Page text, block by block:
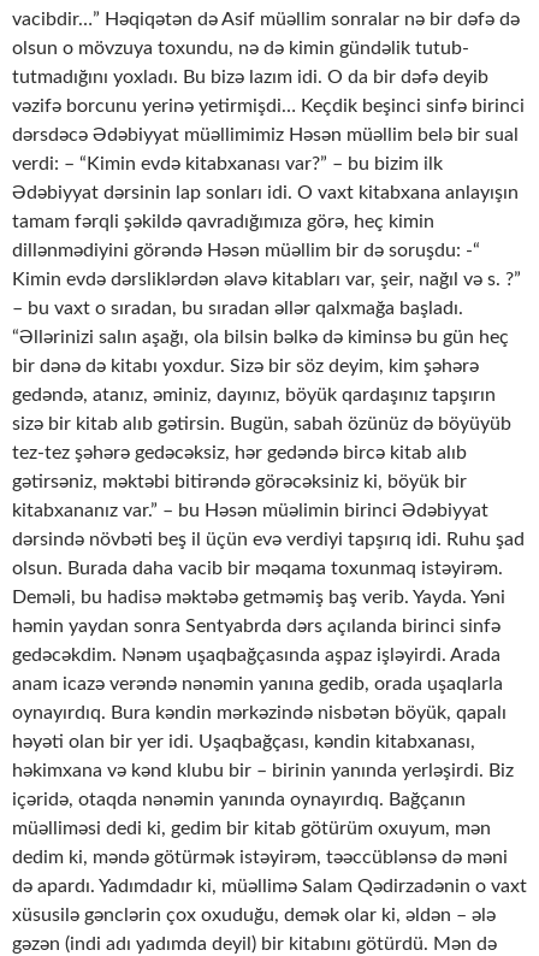
vacibdir…” Həqiqətən də Asif müəllim sonralar nə bir dəfə də
olsun o mövzuya toxundu, nə də kimin gündəlik tutub-
tutmadığını yoxladı. Bu bizə lazım idi. O da bir dəfə deyib
vəzifə borcunu yerinə yetirmişdi… Keçdik beşinci sinfə birinci
dərsdəcə Ədəbiyyat müəllimimiz Həsən müəllim belə bir sual
verdi: – “Kimin evdə kitabxanası var?” – bu bizim ilk
Ədəbiyyat dərsinin lap sonları idi. O vaxt kitabxana anlayışın
tamam fərqli şəkildə qavradığımıza görə, heç kimin
dillənmədiyini görəndə Həsən müəllim bir də soruşdu: -“
Kimin evdə dərsliklərdən əlavə kitabları var, şeir, nağıl və s. ?”
– bu vaxt o sıradan, bu sıradan əllər qalxmağa başladı.
“Əllərinizi salın aşağı, ola bilsin bəlkə də kiminsə bu gün heç
bir dənə də kitabı yoxdur. Sizə bir söz deyim, kim şəhərə
gedəndə, atanız, əminiz, dayınız, böyük qardaşınız tapşırın
sizə bir kitab alıb gətirsin. Bugün, sabah özünüz də böyüyüb
tez-tez şəhərə gedəcəksiz, hər gedəndə bircə kitab alıb
gətirsəniz, məktəbi bitirəndə görəcəksiniz ki, böyük bir
kitabxananız var.” – bu Həsən müəlimin birinci Ədəbiyyat
dərsində növbəti beş il üçün evə verdiyi tapşırıq idi. Ruhu şad
olsun. Burada daha vacib bir məqama toxunmaq istəyirəm.
Deməli, bu hadisə məktəbə getməmiş baş verib. Yayda. Yəni
həmin yaydan sonra Sentyabrda dərs açılanda birinci sinfə
gedəcəkdim. Nənəm uşaqbağçasında aşpaz işləyirdi. Arada
anam icazə verəndə nənəmin yanına gedib, orada uşaqlarla
oynayırdıq. Bura kəndin mərkəzində nisbətən böyük, qapalı
həyəti olan bir yer idi. Uşaqbağçası, kəndin kitabxanası,
həkimxana və kənd klubu bir – birinin yanında yerləşirdi. Biz
içəridə, otaqda nənəmin yanında oynayırdıq. Bağçanın
müəlliməsi dedi ki, gedim bir kitab götürüm oxuyum, mən
dedim ki, məndə götürmək istəyirəm, təəccüblənsə də məni
də apardı. Yadımdadır ki, müəllimə Salam Qədirzadənin o vaxt
xüsusilə gənclərin çox oxuduğu, demək olar ki, əldən – ələ
gəzən (indi adı yadımda deyil) bir kitabını götürdü. Mən də